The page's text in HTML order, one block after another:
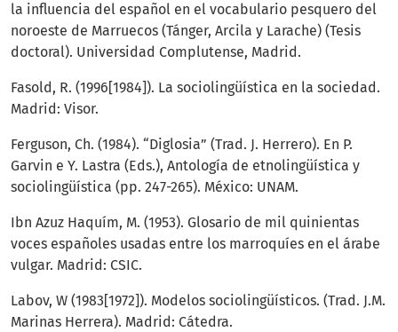
la influencia del español en el vocabulario pesquero del
noroeste de Marruecos (Tánger, Arcila y Larache) (Tesis
doctoral). Universidad Complutense, Madrid.
Fasold, R. (1996[1984]). La sociolingüística en la sociedad.
Madrid: Visor.
Ferguson, Ch. (1984). “Diglosia” (Trad. J. Herrero). En P.
Garvin e Y. Lastra (Eds.), Antología de etnolingüística y
sociolingüística (pp. 247-265). México: UNAM.
Ibn Azuz Haquím, M. (1953). Glosario de mil quinientas
voces españoles usadas entre los marroquíes en el árabe
vulgar. Madrid: CSIC.
Labov, W (1983[1972]). Modelos sociolingüísticos. (Trad. J.M.
Marinas Herrera). Madrid: Cátedra.